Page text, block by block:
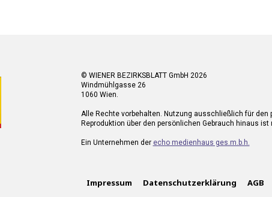
© WIENER BEZIRKSBLATT GmbH 2026
Windmühlgasse 26
1060 Wien.
Alle Rechte vorbehalten. Nutzung ausschließlich für den
Reproduktion über den persönlichen Gebrauch hinaus
Ein Unternehmen der echo medienhaus ges.m.b.h.
Impressum Datenschutzerklärung AGB